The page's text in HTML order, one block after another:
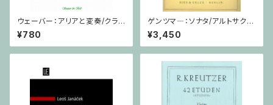
ウェーバー：アリアと変奏/クラリ
ネット・ピアノ
¥780
ゲンツマ―：ソナタ/アルトサクソ
フォーン・ピアノ
¥3,450